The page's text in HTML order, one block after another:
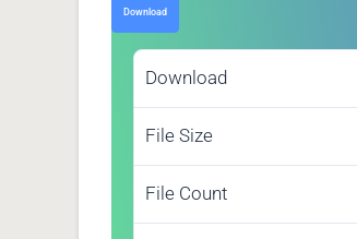
Download
Download
File Size
File Count